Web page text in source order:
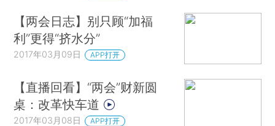
【两会日志】别只顾“加福
利”更得“挤水分”
2017年03月09日 APP打开
【直播回看】“两会”财新圆
桌：改革快车道
2017年03月08日 APP打开